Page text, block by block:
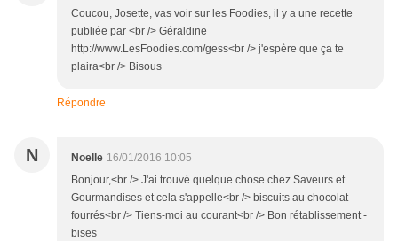
Coucou, Josette, vas voir sur les Foodies, il y a une recette
publiée par <br /> Géraldine
http://www.LesFoodies.com/gess<br /> j'espère que ça te
plaira<br /> Bisous
Répondre
N Noelle 16/01/2016 10:05
Bonjour,<br /> J'ai trouvé quelque chose chez Saveurs et
Gourmandises et cela s'appelle<br /> biscuits au chocolat
fourrés<br /> Tiens-moi au courant<br /> Bon rétablissement -
bises